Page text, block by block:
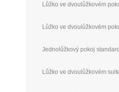
Lůžko ve dvoulůžkovém
Lůžko ve dvoulůžkovém
Jednolůžkový pokoj standard
Lůžko ve dvoulůžkovém